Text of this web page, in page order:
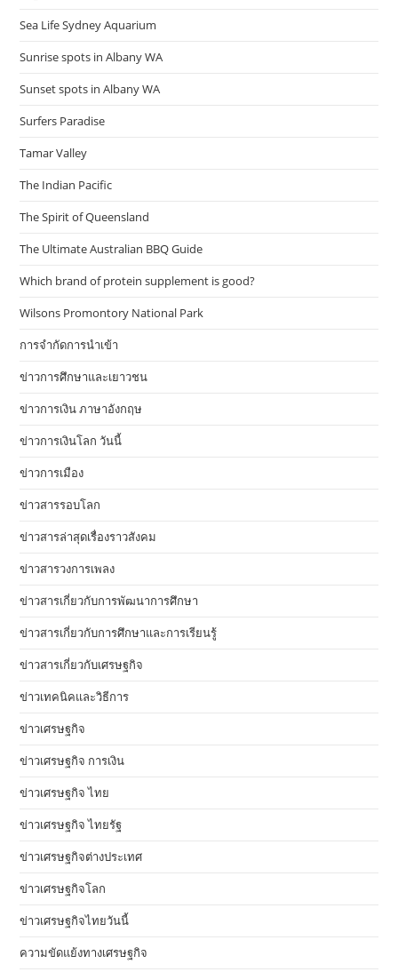
Sea Life Sydney Aquarium
Sunrise spots in Albany WA
Sunset spots in Albany WA
Surfers Paradise
Tamar Valley
The Indian Pacific
The Spirit of Queensland
The Ultimate Australian BBQ Guide
Which brand of protein supplement is good?
Wilsons Promontory National Park
การจำกัดการนำเข้า
ข่าวการศึกษาและเยาวชน
ข่าวการเงิน ภาษาอังกฤษ
ข่าวการเงินโลก วันนี้
ข่าวการเมือง
ข่าวสารรอบโลก
ข่าวสารล่าสุดเรื่องราวสังคม
ข่าวสารวงการเพลง
ข่าวสารเกี่ยวกับการพัฒนาการศึกษา
ข่าวสารเกี่ยวกับการศึกษาและการเรียนรู้
ข่าวสารเกี่ยวกับเศรษฐกิจ
ข่าวเทคนิคและวิธีการ
ข่าวเศรษฐกิจ
ข่าวเศรษฐกิจ การเงิน
ข่าวเศรษฐกิจ ไทย
ข่าวเศรษฐกิจ ไทยรัฐ
ข่าวเศรษฐกิจต่างประเทศ
ข่าวเศรษฐกิจโลก
ข่าวเศรษฐกิจไทยวันนี้
ความขัดแย้งทางเศรษฐกิจ